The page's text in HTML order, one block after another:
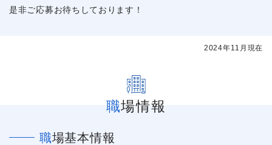
是非ご応募お待ちしております！
2024年11月現在
職場情報
職場基本情報